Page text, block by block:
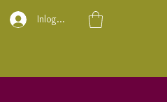
Inloggen